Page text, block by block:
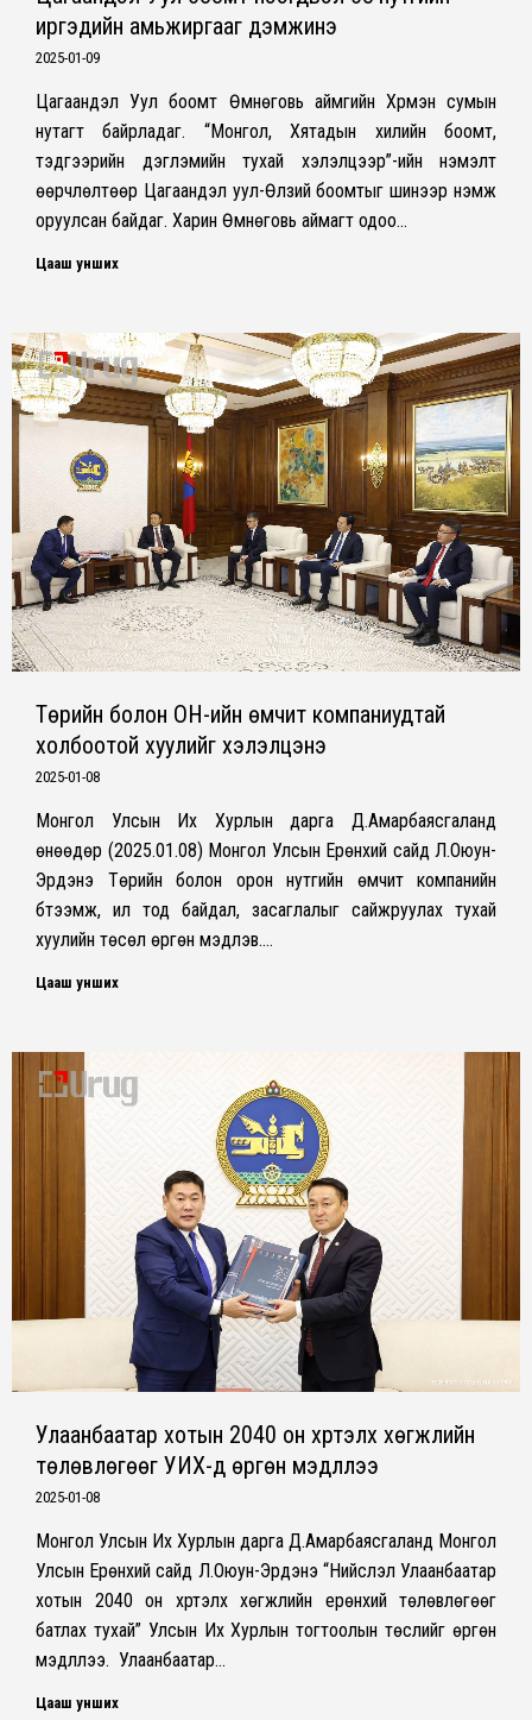
иргэдийн амьжиргааг дэмжинэ
2025-01-09
Цагаандэл Уул боомт Өмнөговь аймгийн Хүрмэн сумын
нутагт байрладаг. “Монгол, Хятадын хилийн боомт,
тэдгээрийн дэглэмийн тухай хэлэлцээр”-ийн нэмэлт
өөрчлөлтөөр Цагаандэл уул-Өлзий боомтыг шинээр нэмж
оруулсан байдаг. Харин Өмнөговь аймагт одоо…
Цааш унших
Төрийн болон ОН-ийн өмчит компаниудтай
холбоотой хуулийг хэлэлцэнэ
2025-01-08
Монгол Улсын Их Хурлын дарга Д.Амарбаясгаланд
өнөөдөр (2025.01.08) Монгол Улсын Ерөнхий сайд Л.Оюун-
Эрдэнэ Төрийн болон орон нутгийн өмчит компанийн
бүтээмж, ил тод байдал, засаглалыг сайжруулах тухай
хуулийн төсөл өргөн мэдүүлэв.…
Цааш унших
Улаанбаатар хотын 2040 он хүртэлх хөгжлийн
төлөвлөгөөг УИХ-д өргөн мэдүүллээ
2025-01-08
Монгол Улсын Их Хурлын дарга Д.Амарбаясгаланд Монгол
Улсын Ерөнхий сайд Л.Оюун-Эрдэнэ “Нийслэл Улаанбаатар
хотын 2040 он хүртэлх хөгжлийн ерөнхий төлөвлөгөөг
батлах тухай” Улсын Их Хурлын тогтоолын төслийг өргөн
мэдүүллээ. Улаанбаатар…
Цааш унших